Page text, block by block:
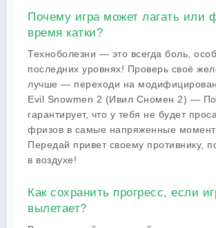
Почему игра может лагать или
время катки?
Техноболезни — это всегда боль,
последних уровнях! Проверь своё
лучше — переходи на
Evil Snowmen 2 (Ивил Сномен 2) —
гарантирует, что у тебя не будет
фризов в самые напряженные
Передай привет своему противнику,
в воздухе!
Как сохранить прогресс, если
вылетает?